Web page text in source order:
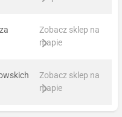
Zobacz sklep na
mapie
Zobacz sklep na
mapie